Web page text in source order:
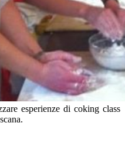
esperienze di coking class